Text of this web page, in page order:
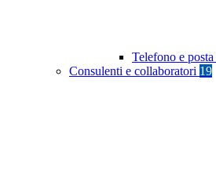
Telefono e
Consulenti e collaboratori 19